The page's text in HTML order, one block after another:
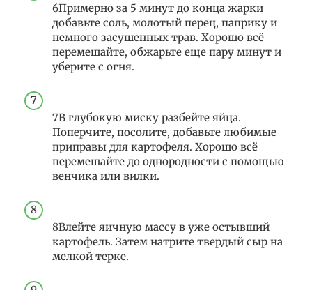
6Примерно за 5 минут до конца жарки
добавьте соль, молотый перец, паприку и
немного засушенных трав. Хорошо всё
перемешайте, обжарьте еще пару минут и
уберите с огня.
7В глубокую миску разбейте яйца.
Поперчите, посолите, добавьте любимые
приправы для картофеля. Хорошо всё
перемешайте до однородности с помощью
венчика или вилки.
8Влейте яичную массу в уже остывший
картофель. Затем натрите твердый сыр на
мелкой терке.